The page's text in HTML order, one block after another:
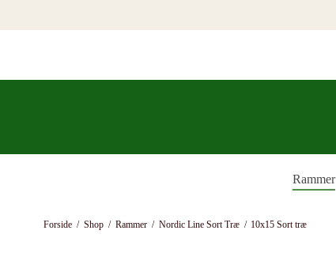
Rammer
Forside / Shop / Rammer / Nordic Line Sort Træ / 10x15 Sort træ